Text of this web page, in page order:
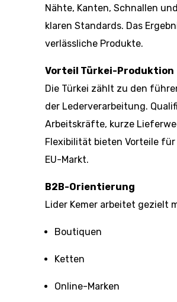
Nähte, Kanten, Schnallen
klaren Standards. Das
verlässliche Produkte.
Vorteil Türkei-Produktion
Die Türkei zählt zu den
der Lederverarbeitung.
Arbeitskräfte, kurze
Flexibilität bieten Vorteile
EU-Markt.
B2B-Orientierung
Lider Kemer arbeitet gezielt
Boutiquen
Ketten
Online-Marken